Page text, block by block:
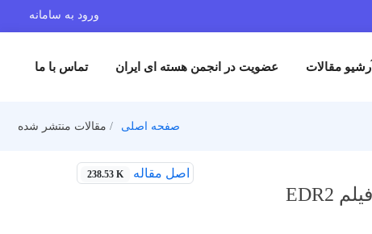
ورود به سامانه
آرشیو مقالات عضویت در انجمن هسته ای ایران تماس با ما
صفحه اصلی مقالات منتشر شده
اصل مقاله 238.53 K